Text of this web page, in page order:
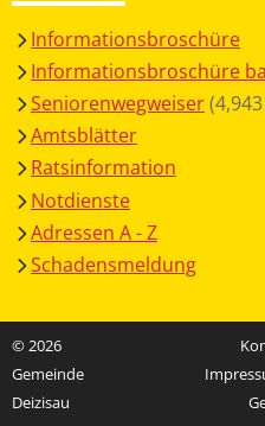
Informationsbroschüre
Informationsbroschüre
Seniorenwegweiser(4,943
Amtsblätter
Ratsinformation
Notdienste
Adressen A - Z
Schadensmeldung
© 2026
Gemeinde
Deizisau